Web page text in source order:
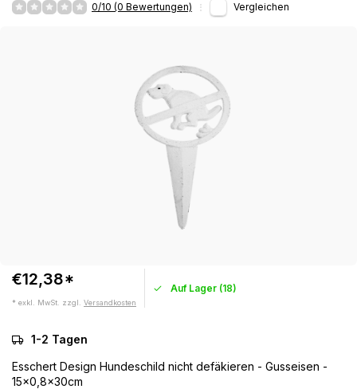
0/10 (0 Bewertungen) Vergleichen
€12,38*
* exkl. MwSt. zzgl. Versandkosten
Auf Lager (18)
1-2 Tagen
Esschert Design Hundeschild nicht defäkieren - Gusseisen -
15x0,8x30cm